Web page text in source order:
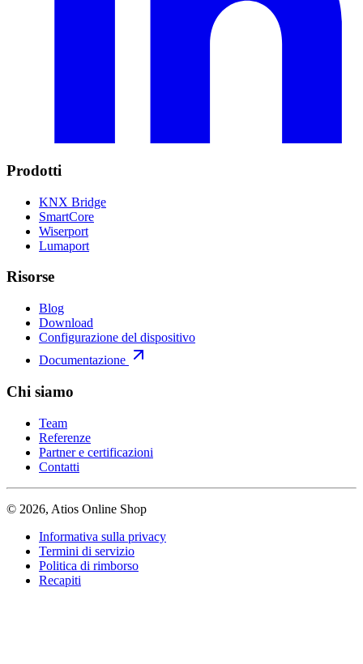
Prodotti
KNX Bridge
SmartCore
Wiserport
Lumaport
Risorse
Blog
Download
Configurazione del dispositivo
Documentazione
Chi siamo
Team
Referenze
Partner e certificazioni
Contatti
© 2026, Atios Online Shop
Informativa sulla privacy
Termini di servizio
Politica di rimborso
Recapiti